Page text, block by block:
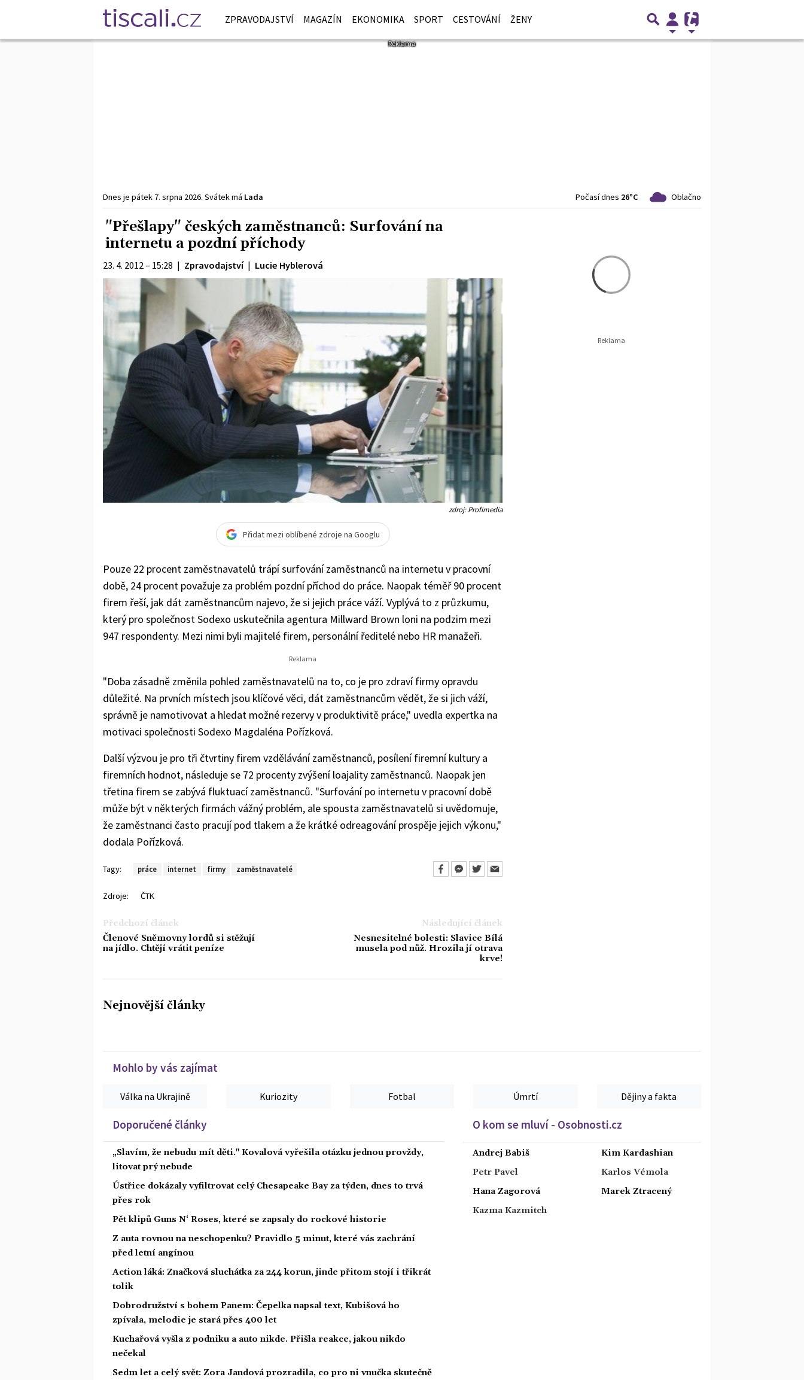
ZPRAVODAJSTVÍ MAGAZÍN EKONOMIKA SPORT CESTOVÁNÍ ŽENY
Dnes je pátek 7. srpna 2026. Svátek má Lada Počasí dnes 26°C Oblačno
"Přešlapy" českých zaměstnanců: Surfování na
internetu a pozdní příchody
23. 4. 2012 – 15:28 | Zpravodajství | Lucie Hyblerová
zdroj: Profimedia
Přidat mezi oblíbené zdroje na Googlu
Pouze 22 procent zaměstnavatelů trápí surfování zaměstnanců na internetu v pracovní
době, 24 procent považuje za problém pozdní příchod do práce. Naopak téměř 90 procent
firem řeší, jak dát zaměstnancům najevo, že si jejich práce váží. Vyplývá to z průzkumu,
který pro společnost Sodexo uskutečnila agentura Millward Brown loni na podzim mezi
947 respondenty. Mezi nimi byli majitelé firem, personální ředitelé nebo HR manažeři.
"Doba zásadně změnila pohled zaměstnavatelů na to, co je pro zdraví firmy opravdu
důležité. Na prvních místech jsou klíčové věci, dát zaměstnancům vědět, že si jich váží,
správně je namotivovat a hledat možné rezervy v produktivitě práce," uvedla expertka na
motivaci společnosti Sodexo Magdaléna Pořízková.
Další výzvou je pro tři čtvrtiny firem vzdělávání zaměstnanců, posílení firemní kultury a
firemních hodnot, následuje se 72 procenty zvýšení loajality zaměstnanců. Naopak jen
třetina firem se zabývá fluktuací zaměstnanců. "Surfování po internetu v pracovní době
může být v některých firmách vážný problém, ale spousta zaměstnavatelů si uvědomuje,
že zaměstnanci často pracují pod tlakem a že krátké odreagování prospěje jejich výkonu,"
dodala Pořízková.
Tagy: práce internet firmy zaměstnavatelé
Zdroje: ČTK
Předchozí článek
Členové Sněmovny lordů si stěžují
na jídlo. Chtějí vrátit peníze
Následující článek
Nesnesitelné bolesti: Slavice Bílá
musela pod nůž. Hrozila jí otrava
krve!
Nejnovější články
Mohlo by vás zajímat
Válka na Ukrajině Kuriozity Fotbal Úmrtí Dějiny a fakta
Doporučené články
„Slavím, že nebudu mít děti." Kovalová vyřešila otázku jednou provždy,
litovat prý nebude
Ústřice dokázaly vyfiltrovat celý Chesapeake Bay za týden, dnes to trvá
přes rok
Pět klipů Guns N‘ Roses, které se zapsaly do rockové historie
Z auta rovnou na neschopenku? Pravidlo 5 minut, které vás zachrání
před letní angínou
Action láká: Značková sluchátka za 244 korun, jinde přitom stojí i třikrát
tolik
Dobrodružství s bohem Panem: Čepelka napsal text, Kubišová ho
zpívala, melodie je stará přes 400 let
Kuchařová vyšla z podniku a auto nikde. Přišla reakce, jakou nikdo
nečekal
Sedm let a celý svět: Zora Jandová prozradila, co pro ni vnučka skutečně
O kom se mluví - Osobnosti.cz
Andrej Babiš
Petr Pavel
Hana Zagorová
Kazma Kazmitch
Kim Kardashian
Karlos Vémola
Marek Ztracený